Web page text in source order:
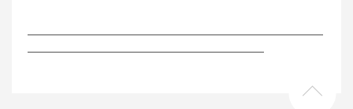
―――――――――――――――――――――――――
――――――――――――――――――――